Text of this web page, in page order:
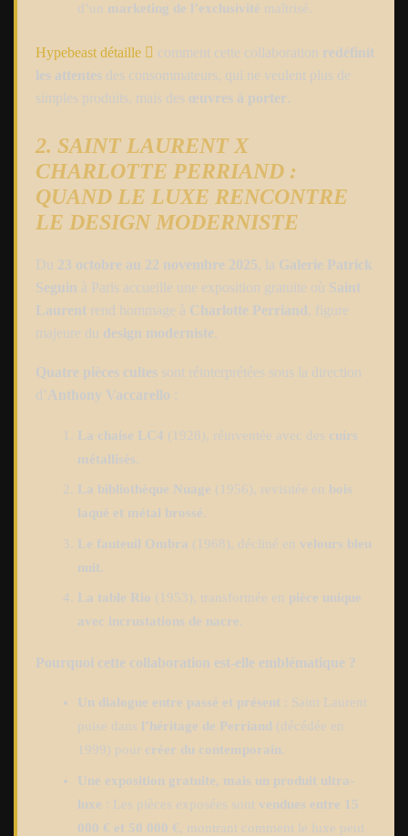
d’un marketing de l’exclusivité maîtrisé.
Hypebeast détaille comment cette collaboration redéfinit
les attentes des consommateurs, qui ne veulent plus de
simples produits, mais des œuvres à porter
2. SAINT LAURENT X
CHARLOTTE PERRIAND :
QUAND LE LUXE RENCONTRE
LE DESIGN MODERNISTE
Du 23 octobre au 22 novembre 2025 , la Galerie Patrick
Seguin à Paris accueille une exposition gratuite où Saint
Laurent rend hommage à Charlotte Perriand , figure
majeure du design moderniste
Quatre pièces cultes sont réinterprétées sous la direction
d’ Anthony Vaccarello :
La chaise LC4 (1928), réinventée avec des cuirs
métallisés
La bibliothèque Nuage (1956), revisitée en bois
laqué et métal brossé
Le fauteuil Ombra (1968), décliné en velours bleu
nuit
La table Rio (1953), transformée en pièce unique
avec incrustations de nacre
Pourquoi cette collaboration est-elle emblématique ?
Un dialogue entre passé et présent : Saint Laurent
puise dans l’héritage de Perriand (décédée en
1999) pour créer du contemporain
Une exposition gratuite, mais un produit ultra-
luxe : Les pièces exposées sont vendues entre 15
000 € et 50 000 €, montrant comment le luxe peut